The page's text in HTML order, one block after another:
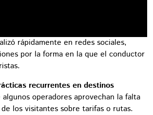
rápidamente en redes sociales,
por la forma en la que el conductor
recurrentes en destinos
algunos operadores aprovechan la falta
los visitantes sobre tarifas o rutas.